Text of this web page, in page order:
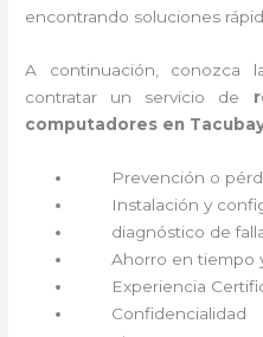
encontrando soluciones
A continuación, conozca
contratar un servicio de
computadores en
Prevención o
Instalación y
diagnóstico de
Ahorro en tiempo
Experiencia
Confidencialidad